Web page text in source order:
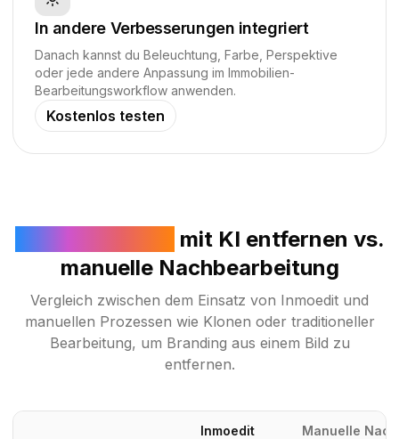
In andere Verbesserungen integriert
Danach kannst du Beleuchtung, Farbe, Perspektive
oder jede andere Anpassung im Immobilien-
Bearbeitungsworkflow anwenden.
Kostenlos testen
mit KI entfernen vs.
manuelle Nachbearbeitung
Vergleich zwischen dem Einsatz von Inmoedit und
manuellen Prozessen wie Klonen oder traditioneller
Bearbeitung, um Branding aus einem Bild zu
entfernen.
Inmoedit Manuelle